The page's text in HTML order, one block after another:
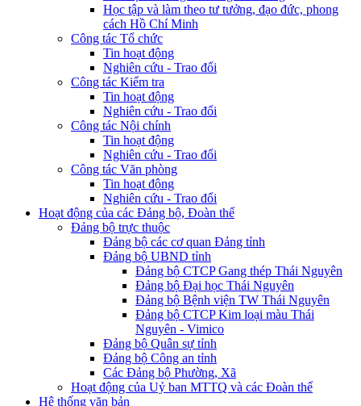
Học tập và làm theo tư tưởng, đạo đức, phong
cách Hồ Chí Minh
Công tác Tổ chức
Tin hoạt động
Nghiên cứu - Trao đổi
Công tác Kiểm tra
Tin hoạt động
Nghiên cứu - Trao đổi
Công tác Nội chính
Tin hoạt động
Nghiên cứu - Trao đổi
Công tác Văn phòng
Tin hoạt động
Nghiên cứu - Trao đổi
Hoạt động của các Đảng bộ, Đoàn thể
Đảng bộ trực thuộc
Đảng bộ các cơ quan Đảng tỉnh
Đảng bộ UBND tỉnh
Đảng bộ CTCP Gang thép Thái Nguyên
Đảng bộ Đại học Thái Nguyên
Đảng bộ Bệnh viện TW Thái Nguyên
Đảng bộ CTCP Kim loại màu Thái
Nguyên - Vimico
Đảng bộ Quân sự tỉnh
Đảng bộ Công an tỉnh
Các Đảng bộ Phường, Xã
Hoạt động của Uỷ ban MTTQ và các Đoàn thể
Hệ thống văn bản